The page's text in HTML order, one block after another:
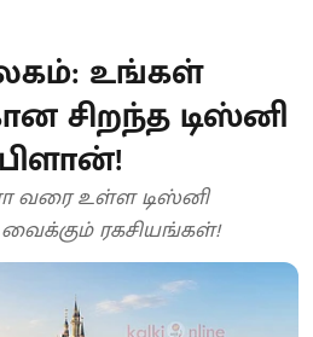
உங்கள்
சிறந்த டிஸ்னி
வரை உள்ள டிஸ்னி
ரகசியங்கள்!